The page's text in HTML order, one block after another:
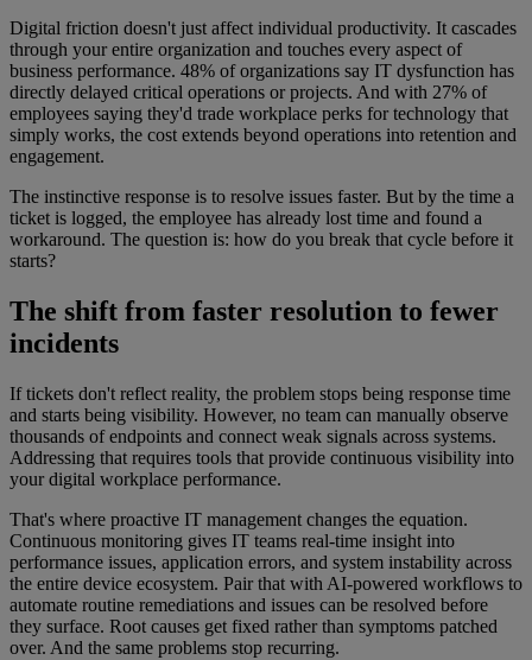
Digital friction doesn't just affect individual productivity. It cascades
through your entire organization and touches every aspect of
business performance. 48% of organizations say IT dysfunction has
directly delayed critical operations or projects. And with 27% of
employees saying they'd trade workplace perks for technology that
simply works, the cost extends beyond operations into retention and
engagement.
The instinctive response is to resolve issues faster. But by the time a
ticket is logged, the employee has already lost time and found a
workaround. The question is: how do you break that cycle before it
starts?
The shift from faster resolution to fewer
incidents
If tickets don't reflect reality, the problem stops being response time
and starts being visibility. However, no team can manually observe
thousands of endpoints and connect weak signals across systems.
Addressing that requires tools that provide continuous visibility into
your digital workplace performance.
That's where proactive IT management changes the equation.
Continuous monitoring gives IT teams real-time insight into
performance issues, application errors, and system instability across
the entire device ecosystem. Pair that with AI-powered workflows to
automate routine remediations and issues can be resolved before
they surface. Root causes get fixed rather than symptoms patched
over. And the same problems stop recurring.